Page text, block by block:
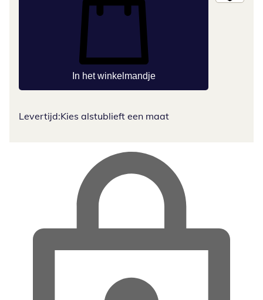
In het winkelmandje
Levertijd:Kies alstublieft een maat